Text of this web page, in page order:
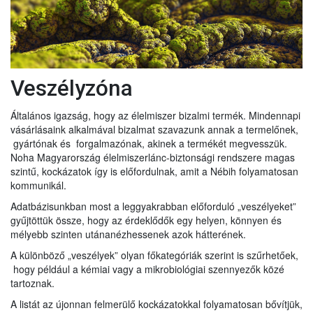
Veszélyzóna
Általános igazság, hogy az élelmiszer bizalmi termék. Mindennapi
vásárlásaink alkalmával bizalmat szavazunk annak a termelőnek,
gyártónak és forgalmazónak, akinek a termékét megvesszük.
Noha Magyarország élelmiszerlánc-biztonsági rendszere magas
szintű, kockázatok így is előfordulnak, amit a Nébih folyamatosan
kommunikál.
Adatbázisunkban most a leggyakrabban előforduló „veszélyeket”
gyűjtöttük össze, hogy az érdeklődők egy helyen, könnyen és
mélyebb szinten utánanézhessenek azok hátterének.
A különböző „veszélyek” olyan főkategóriák szerint is szűrhetőek,
hogy például a kémiai vagy a mikrobiológiai szennyezők közé
tartoznak.
A listát az újonnan felmerülő kockázatokkal folyamatosan bővítjük,